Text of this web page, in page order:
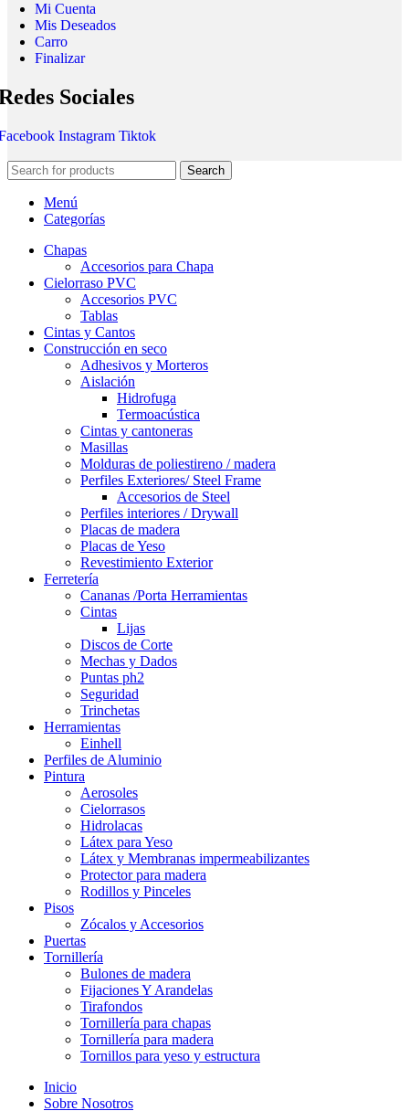
Mi Cuenta
Mis Deseados
Carro
Finalizar
Sociales
Instagram Tiktok
Search
Menú
Categorías
Chapas
Accesorios para Chapa
Cielorraso PVC
Accesorios PVC
Tablas
Cintas y Cantos
Construcción en seco
Adhesivos y Morteros
Aislación
Hidrofuga
Termoacústica
Cintas y cantoneras
Masillas
Molduras de poliestireno / madera
Perfiles Exteriores/ Steel Frame
Accesorios de Steel
Perfiles interiores / Drywall
Placas de madera
Placas de Yeso
Revestimiento Exterior
Ferretería
Cananas /Porta Herramientas
Cintas
Lijas
Discos de Corte
Mechas y Dados
Puntas ph2
Seguridad
Trinchetas
Herramientas
Einhell
Perfiles de Aluminio
Pintura
Aerosoles
Cielorrasos
Hidrolacas
Látex para Yeso
Látex y Membranas impermeabilizantes
Protector para madera
Rodillos y Pinceles
Pisos
Zócalos y Accesorios
Puertas
Tornillería
Bulones de madera
Fijaciones Y Arandelas
Tirafondos
Tornillería para chapas
Tornillería para madera
Tornillos para yeso y estructura
Inicio
Sobre Nosotros